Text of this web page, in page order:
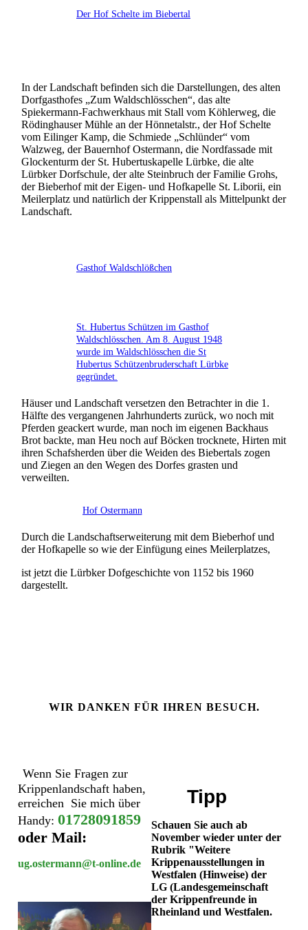
Der Hof Schelte im Biebertal
In der Landschaft befinden sich die Darstellungen, des alten
Dorfgasthofes „Zum Waldschlösschen“, das alte
Spiekermann-Fachwerkhaus mit Stall vom Köhlerweg, die
Rödinghauser Mühle an der Hönnetalstr., der Hof Schelte
vom Eilinger Kamp, die Schmiede „Schlünder“ vom
Walzweg, der Bauernhof Ostermann, die Nordfassade mit
Glockenturm der St. Hubertuskapelle Lürbke, die alte
Lürbker Dorfschule, der alte Steinbruch der Familie Grohs,
der Bieberhof mit der Eigen- und Hofkapelle St. Liborii, ein
Meilerplatz und natürlich der Krippenstall als Mittelpunkt der
Landschaft.
Gasthof Waldschlößchen
St. Hubertus Schützen im Gasthof
Waldschlösschen. Am 8. August 1948
wurde im Waldschlösschen die St
Hubertus Schützenbruderschaft Lürbke
gegründet.
Häuser und Landschaft versetzen den Betrachter in die 1.
Hälfte des vergangenen Jahrhunderts zurück, wo noch mit
Pferden geackert wurde, man noch im eigenen Backhaus
Brot backte, man Heu noch auf Böcken trocknete, Hirten mit
ihren Schafsherden über die Weiden des Biebertals zogen
und Ziegen an den Wegen des Dorfes grasten und
verweilten.
Hof Ostermann
Durch die Landschaftserweiterung mit dem Bieberhof und
der Hofkapelle so wie der Einfügung eines Meilerplatzes,
ist jetzt die Lürbker Dofgeschichte von 1152 bis 1960
dargestellt.
WIR DANKEN FÜR IHREN BESUCH.
Wenn Sie Fragen zur
Krippenlandschaft haben,
erreichen Sie mich über
Handy:01728091859
oder Mail:
ug.ostermann@t-online.de
Tipp
Schauen Sie auch ab
November wieder unter der
Rubrik "Weitere
Krippenausstellungen in
Westfalen (Hinweise) der
LG (Landesgemeinschaft
der Krippenfreunde in
Rheinland und Westfalen.